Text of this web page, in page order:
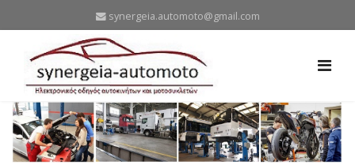
synergeia.automoto@gmail.com